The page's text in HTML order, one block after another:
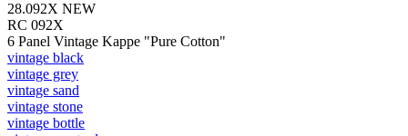
28.092X NEW
RC 092X
6 Panel Vintage Kappe "Pure Cotton"
vintage black
vintage grey
vintage sand
vintage stone
vintage bottle